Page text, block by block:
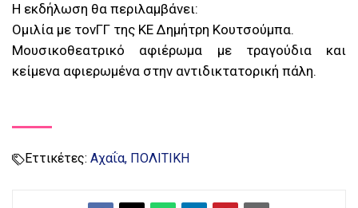
Η εκδήλωση θα περιλαμβάνει:
Ομιλία με τονΓΓ της ΚΕ Δημήτρη Κουτσούμπα.
Μουσικοθεατρικό αφιέρωμα με τραγούδια και
κείμενα αφιερωμένα στην αντιδικτατορική πάλη.
Εττικέτες: Αχαΐα ΠΟΛΙΤΙΚΗ